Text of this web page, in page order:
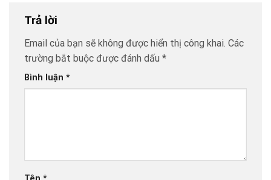
Trả lời
Email của bạn sẽ không được hiển thị công khai. Các
trường bắt buộc được đánh dấu *
Bình luận *